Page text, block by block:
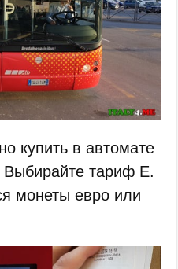
купить в автомате
Выбирайте тариф Е.
монеты евро или